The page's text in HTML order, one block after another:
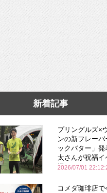
新着記事
プリングルズ×
ンの新フレーバ
ックバター」
太さんが祝福イ
場
2026/07/01
コメダ珈琲店で